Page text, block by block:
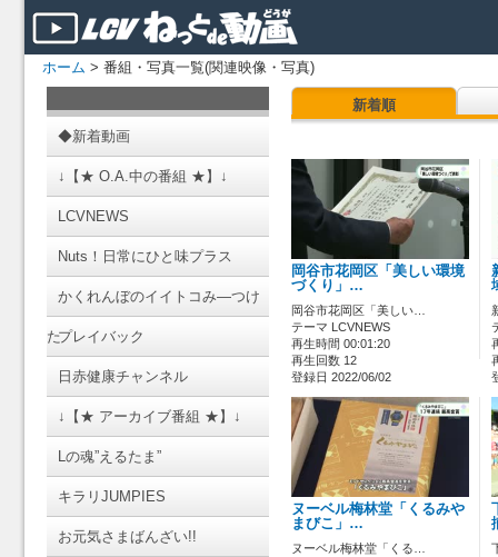
ホーム > 番組・写真一覧(関連映像・写真)
◆新着動画
↓【★ O.A.中の番組 ★】↓
LCVNEWS
Nuts！日常にひと味プラス
かくれんぼのイイトコみ―つけ
たプレイバック
日赤健康チャンネル
↓【★ アーカイブ番組 ★】↓
Lの魂”えるたま”
キラリJUMPIES
お元気さまばんざい!!
新着順
岡谷市花岡区「美しい環境
づくり」…
岡谷市花岡区「美しい…
テーマ LCVNEWS
再生時間 00:01:20
再生回数 12
登録日 2022/06/02
ヌーベル梅林堂「くるみや
まびこ」…
ヌーベル梅林堂「くる…